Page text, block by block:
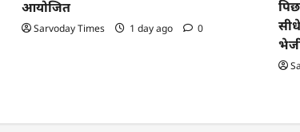
आयोजित
Sarvoday Times 1 day ago 0